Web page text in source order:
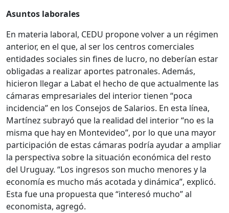
Asuntos laborales
En materia laboral, CEDU propone volver a un régimen
anterior, en el que, al ser los centros comerciales
entidades sociales sin fines de lucro, no deberían estar
obligadas a realizar aportes patronales. Además,
hicieron llegar a Labat el hecho de que actualmente las
cámaras empresariales del interior tienen “poca
incidencia” en los Consejos de Salarios. En esta línea,
Martínez subrayó que la realidad del interior “no es la
misma que hay en Montevideo”, por lo que una mayor
participación de estas cámaras podría ayudar a ampliar
la perspectiva sobre la situación económica del resto
del Uruguay. “Los ingresos son mucho menores y la
economía es mucho más acotada y dinámica”, explicó.
Esta fue una propuesta que “interesó mucho” al
economista, agregó.